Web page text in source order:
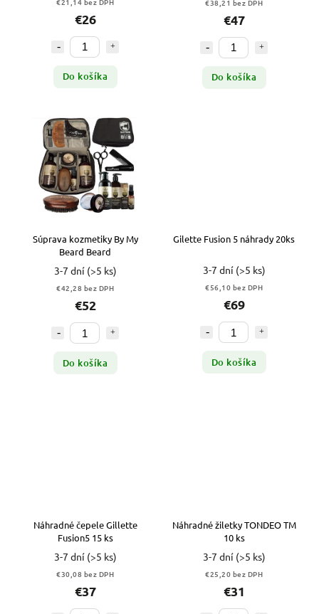
€26
Do košíka
€38,21 bez DPH
€47
Do košíka
Súprava kozmetiky By My
Beard Beard
3-7 dní (>5 ks)
€42,28 bez DPH
€52
Do košíka
Gilette Fusion 5 náhrady 20ks
3-7 dní (>5 ks)
€56,10 bez DPH
€69
Do košíka
Náhradné čepele Gillette
Fusion5 15 ks
3-7 dní (>5 ks)
€30,08 bez DPH
€37
Náhradné žiletky TONDEO TM
10 ks
3-7 dní (>5 ks)
€25,20 bez DPH
€31